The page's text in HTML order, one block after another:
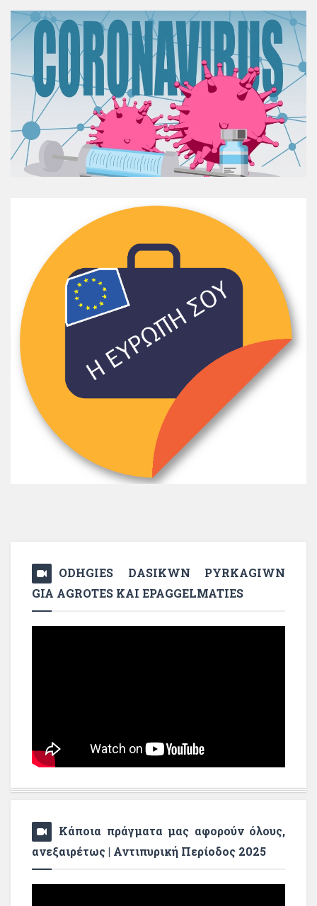
ODHGIES DASIKWN PYRKAGIWN
GIA AGROTES KAI EPAGGELMATIES
Κάποια πράγματα μας αφορούν όλους,
ανεξαιρέτως | Αντιπυρική Περίοδος 2025